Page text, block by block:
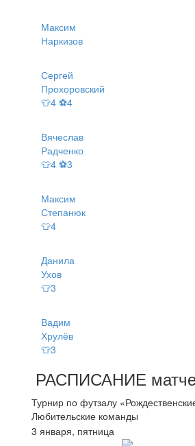
Максим
Наркизов
Сергей
Прохоровский
👕4 ⚽4
Вячеслав
Радченко
👕4 ⚽3
Максим
Степанюк
👕4
Данила
Ухов
👕3
Вадим
Хрулёв
👕3
РАСПИСАНИЕ
Турнир по футзалу
Любительские команды
3 января, пятница